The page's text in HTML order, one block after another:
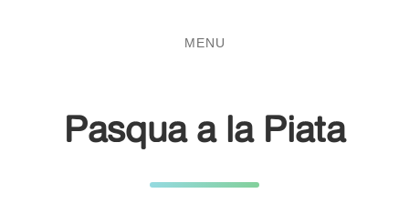
MENU
Pasqua a la Piata